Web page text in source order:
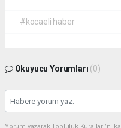
#kocaeli haber
Okuyucu Yorumları (0)
Yorum yazarak Topluluk